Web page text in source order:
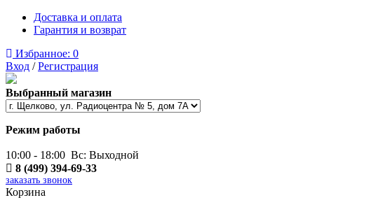
Доставка и оплата
Гарантия и возврат
Избранное: 0
Вход /Регистрация
Выбранный магазин
Режим работы
10:00 - 18:00 Вс: Выходной
8 (499) 394-69-33
заказать звонок
Корзина